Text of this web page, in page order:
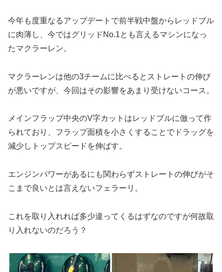
今年も度重なるアップデートで前半戦中盤からレッドブル
に肉薄し、今ではグリッドNo.1とも言えるマシンになっ
たマクラーレン。
マクラーレンは他の3チームに比べるとストレートの伸び
が悪いですが、今回はその影響をあまり受けないコース。
メインフラップ中央のV字カットはレッドブルに倣って作
られており、フラップ面積を小さくすることでドラッグを
減少しトップスピードを伸ばす。
エンジンパワーがあるにも関わらずストレートの伸びがそ
こまで良いとは言えないフェラーリ。
これを取り入れれば多少違ってくるはずなのですが何故取
り入れないのだろう？